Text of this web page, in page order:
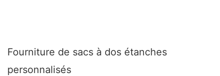
Fourniture de sacs à dos étanches
personnalisés